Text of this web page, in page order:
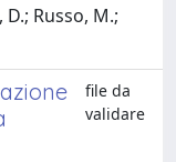
Russo, M.;
file da
validare